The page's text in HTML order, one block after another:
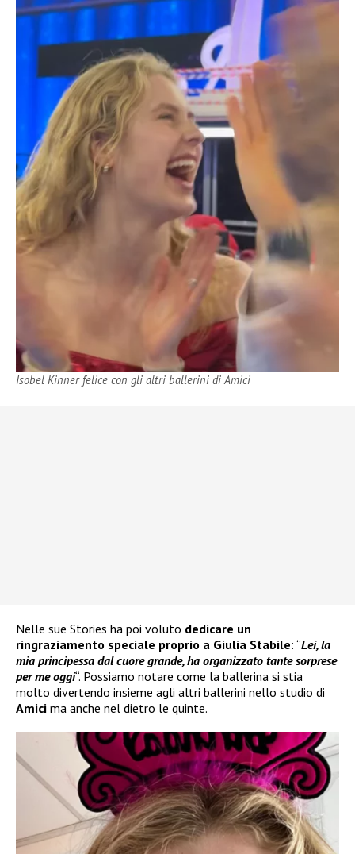
Isobel Kinner felice con gli altri ballerini di Amici
Nelle sue Stories ha poi voluto dedicare un
ringraziamento speciale proprio a Giulia Stabile: “Lei, la
mia principessa dal cuore grande, ha organizzato tante sorprese
per me oggi“. Possiamo notare come la ballerina si stia
molto divertendo insieme agli altri ballerini nello studio di
Amici ma anche nel dietro le quinte.